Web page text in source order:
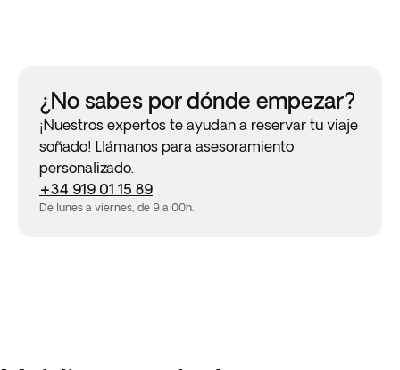
¿No sabes por dónde empezar?
¡Nuestros expertos te ayudan a reservar tu viaje
soñado! Llámanos para asesoramiento
personalizado.
+34 919 01 15 89
De lunes a viernes, de 9 a 00h.